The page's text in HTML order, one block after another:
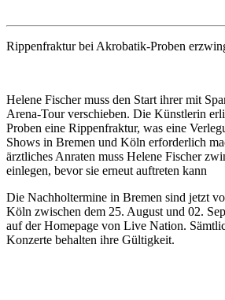
Rippenfraktur bei Akrobatik-Proben
Helene Fischer muss den Start ihrer mit
Arena-Tour verschieben. Die Künstlerin
Proben eine Rippenfraktur, was eine
Shows in Bremen und Köln erforderlich
ärztliches Anraten muss Helene Fischer
einlegen, bevor sie erneut auftreten kann
Die Nachholtermine in Bremen sind jetzt
Köln zwischen dem 25. August und 02.
auf der Homepage von Live Nation.
Konzerte behalten ihre Gültigkeit.